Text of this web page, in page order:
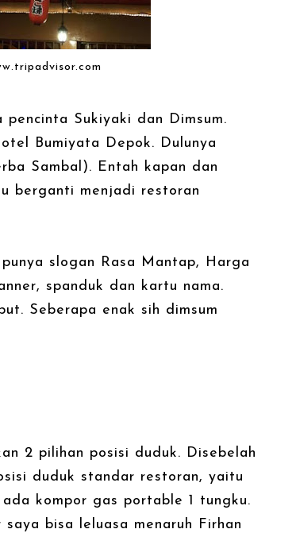
Sukiyaki dan Dimsum.
Bumiyata Depok. Dulunya
Sambal). Entah kapan dan
berganti menjadi restoran
slogan Rasa Mantap, Harga
spanduk dan kartu nama.
Seberapa enak sih dimsum
2 pilihan posisi duduk. Disebelah
duduk standar restoran, yaitu
kompor gas portable 1 tungku.
bisa leluasa menaruh Firhan